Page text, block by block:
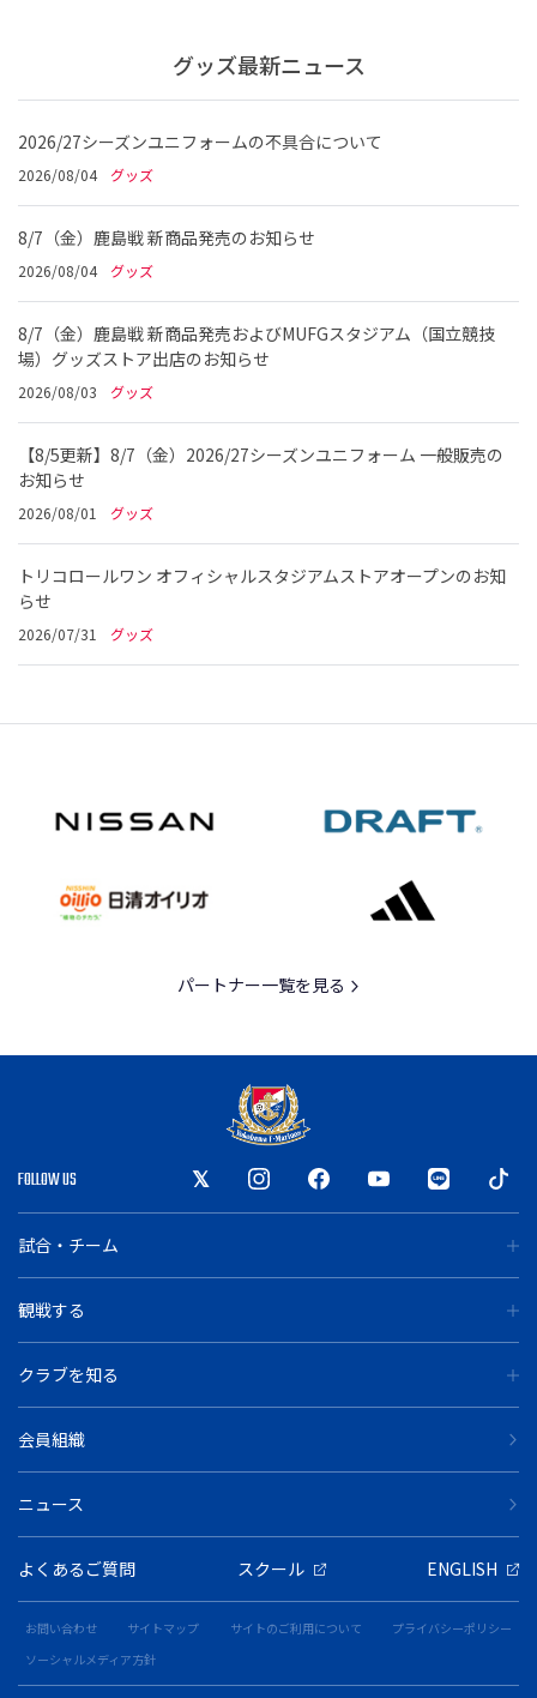
グッズ最新ニュース
2026/27シーズンユニフォームの不具合について
2026/08/04 グッズ
8/7（金）鹿島戦 新商品発売のお知らせ
2026/08/04 グッズ
8/7（金）鹿島戦 新商品発売およびMUFGスタジアム（国立競技
場）グッズストア出店のお知らせ
2026/08/03 グッズ
【8/5更新】8/7（金）2026/27シーズンユニフォーム 一般販売の
お知らせ
2026/08/01 グッズ
トリコロールワン オフィシャルスタジアムストアオープンのお知
らせ
2026/07/31 グッズ
パートナー一覧を見る
FOLLOW US
試合・チーム
観戦する
クラブを知る
会員組織
ニュース
よくあるご質問 スクール ENGLISH
お問い合わせ サイトマップ サイトのご利用について
プライバシーポリシー
ソーシャルメディア方針